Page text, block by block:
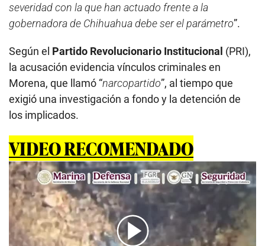
severidad con la que han actuado frente a la
gobernadora de Chihuahua debe ser el parámetro”.
Según el Partido Revolucionario Institucional (PRI),
la acusación evidencia vínculos criminales en
Morena, que llamó “narcopartido”, al tiempo que
exigió una investigación a fondo y la detención de
los implicados.
VIDEO RECOMENDADO